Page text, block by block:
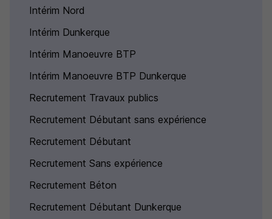
Intérim Nord
Intérim Dunkerque
Intérim Manoeuvre BTP
Intérim Manoeuvre BTP Dunkerque
Recrutement Travaux publics
Recrutement Débutant sans expérience
Recrutement Débutant
Recrutement Sans expérience
Recrutement Béton
Recrutement Débutant Dunkerque